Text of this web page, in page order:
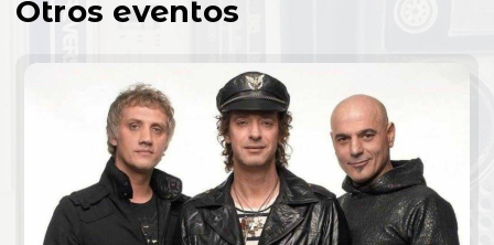
Otros eventos